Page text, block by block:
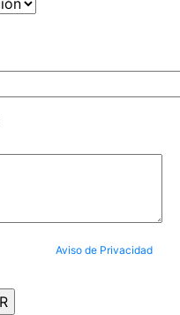
Aviso de Privacidad